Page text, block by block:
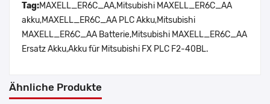
Tag:MAXELL_ER6C_AA,Mitsubishi MAXELL_ER6C_AA
akku,MAXELL_ER6C_AA PLC Akku,Mitsubishi
MAXELL_ER6C_AA Batterie,Mitsubishi MAXELL_ER6C_AA
Ersatz Akku,Akku für Mitsubishi FX PLC F2-40BL.
Ähnliche Produkte